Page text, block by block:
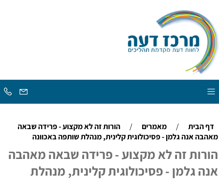
דף הבית / מאמרים /
הורות זה לא מקצוע - פרידה שבאה
מאהבה אנה גלמן - פסיכולוגית קלינית, מנהלת שותפה באכוונה
הורות זה לא מקצוע - פרידה שבאה מאהבה
אנה גלמן - פסיכולוגית קלינית, מנהלת